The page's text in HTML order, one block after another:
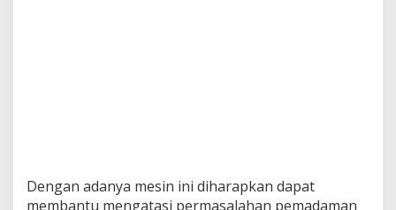
Dengan adanya mesin ini diharapkan dapat
membantu mengatasi permasalahan pemadaman